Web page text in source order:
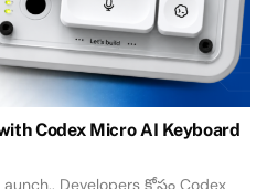
Codex Micro AI Keyboard
Developers కోసం Codex